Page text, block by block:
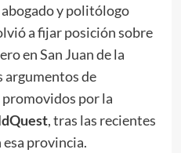
y politólogo
a fijar posición sobre
en San Juan de la
argumentos de
promovidos por la
, tras las recientes
provincia.